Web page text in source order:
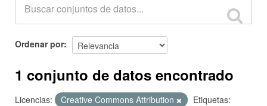
Ordenar por
1 conjunto de datos encontrado
Licencias: Creative Commons Attribution
Etiquetas: